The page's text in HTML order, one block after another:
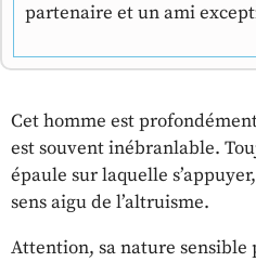
partenaire et un ami
Cet homme est
est souvent inébranlable.
épaule sur laquelle
sens aigu de l’altruisme.
Attention, sa nature